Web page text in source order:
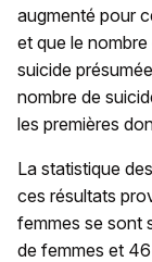
augmenté pour
et que le
suicide
nombre de
les premières
La statistique
ces résultats
femmes se sont
de femmes et